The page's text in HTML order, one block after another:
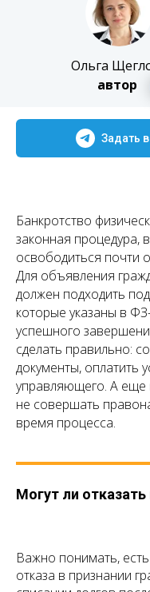
Ольга
автор
Задать
Банкротство
законная процедура,
освободиться почти
Для объявления
должен подходить
которые указаны в
успешного
сделать правильно:
документы, оплатить
управляющего. А
не совершать
время процесса.
Могут ли отказать
Важно понимать,
отказа в признании